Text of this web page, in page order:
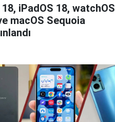
18, iPadOS 18, watchOS
macOS Sequoia